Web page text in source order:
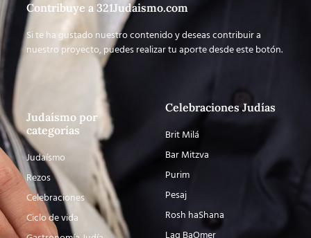
Contribuye a 321Judaismo.com
Si te ha gustado nuestro contenido y deseas contribuir a
nuestro proyecto, puedes realizar tu aporte desde este botón.
Judaísmo por
categorías
Judaísmo
Rezos
Celebraciones
Ciclo de vida
Celebraciones Judías
Brit Milá
Bar Mitzva
Purim
Pesaj
Rosh haShana